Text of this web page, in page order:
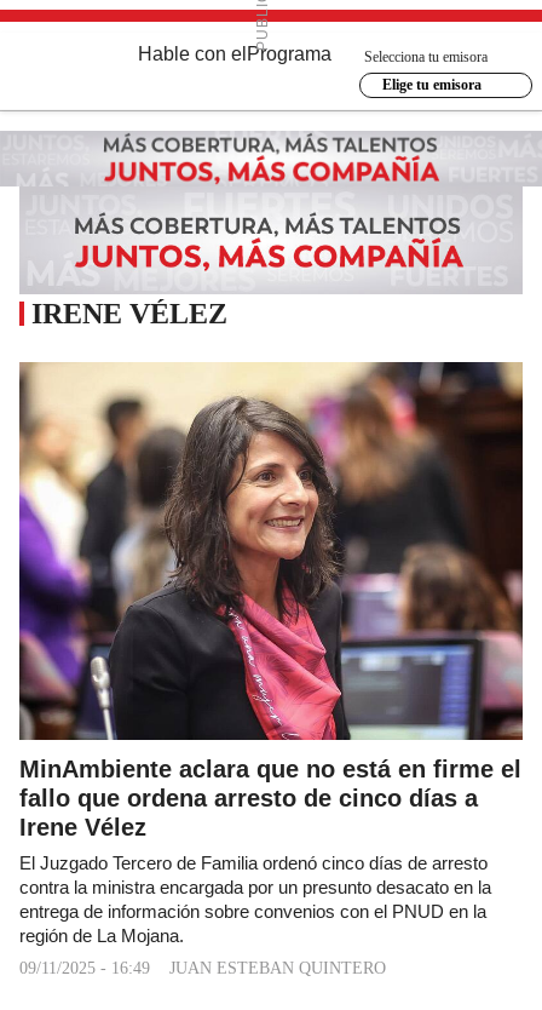
Hable con el Programa
Selecciona tu emisora
Elige tu emisora
IRENE VÉLEZ
MinAmbiente aclara que no está en firme el
fallo que ordena arresto de cinco días a
Irene Vélez
El Juzgado Tercero de Familia ordenó cinco días de arresto
contra la ministra encargada por un presunto desacato en la
entrega de información sobre convenios con el PNUD en la
región de La Mojana.
09/11/2025 - 16:49 JUAN ESTEBAN QUINTERO